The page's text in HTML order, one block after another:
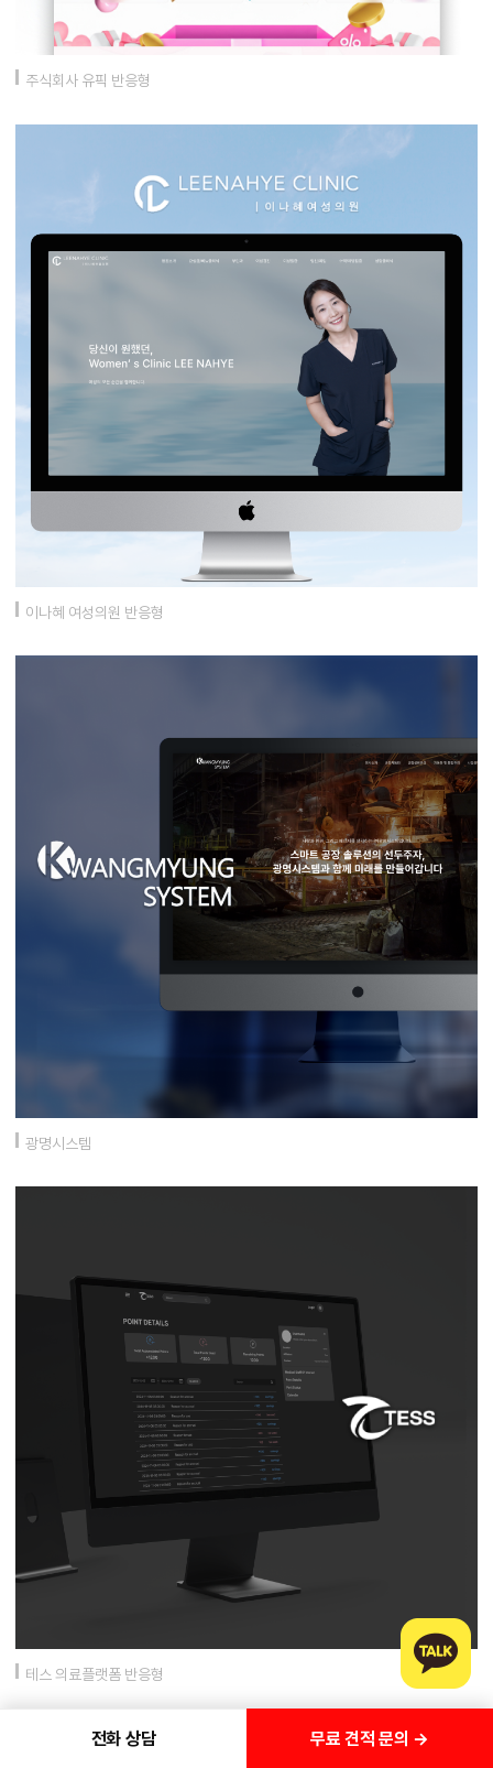
주식회사 유픽 반응형
이나혜 여성의원 반응형
광명시스템
테스 의료플랫폼 반응형
전화 상담 무료 견적 문의 →